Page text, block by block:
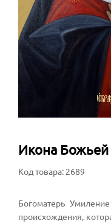
Икона Божьей
Код товара: 2689
Богоматерь
происхождения,